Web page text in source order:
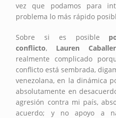
vez que podamos para
problema lo más rápido
Sobre si es posible
conflicto, Lauren
realmente complicado
conflicto está sembrada,
venezolana, en la dinámica
absolutamente en
agresión contra mi país,
acuerdo; y no apoyo a